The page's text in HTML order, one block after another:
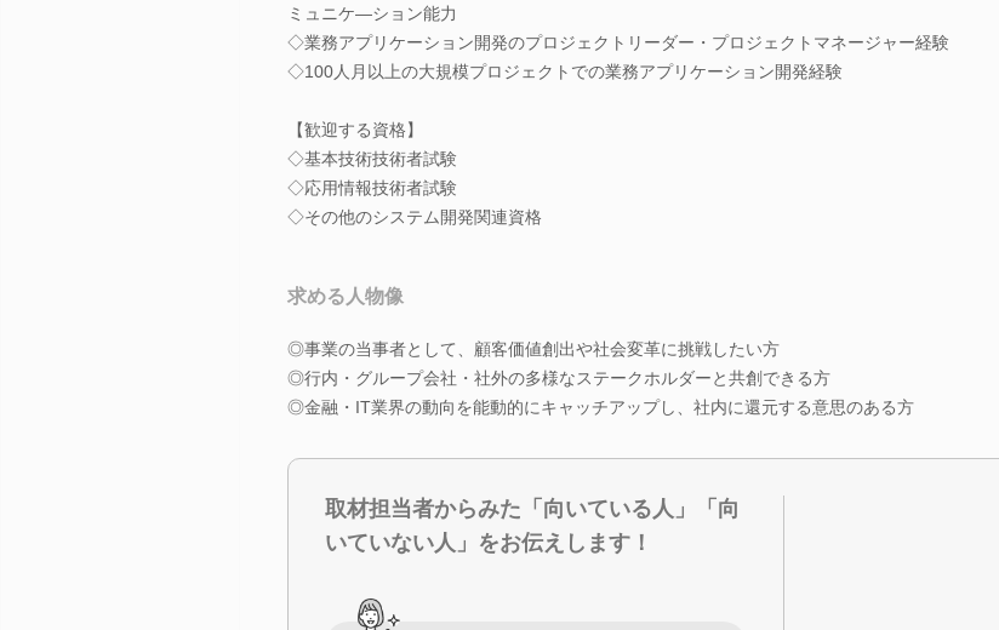
ミュニケ―ション能力
◇業務アプリケーション開発のプロジェクトリーダー・プロジェクトマネージャー経験
◇100人月以上の大規模プロジェクトでの業務アプリケーション開発経験
【歓迎する資格】
◇基本技術技術者試験
◇応用情報技術者試験
◇その他のシステム開発関連資格
求める人物像
◎事業の当事者として、顧客価値創出や社会変革に挑戦したい方
◎行内・グループ会社・社外の多様なステークホルダーと共創できる方
◎金融・IT業界の動向を能動的にキャッチアップし、社内に還元する意思のある方
取材担当者からみた「向いている人」「向
いていない人」をお伝えします！